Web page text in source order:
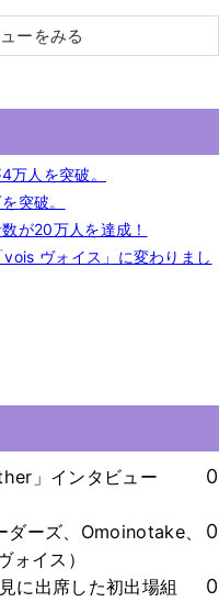
ーをみる
人を突破。
突破。
が20万人を達成！
ヴォイス」に変わりまし
」インタビュー
0
ダーズ、Omoinotake、
イス）
0
に出席した初出場組
0